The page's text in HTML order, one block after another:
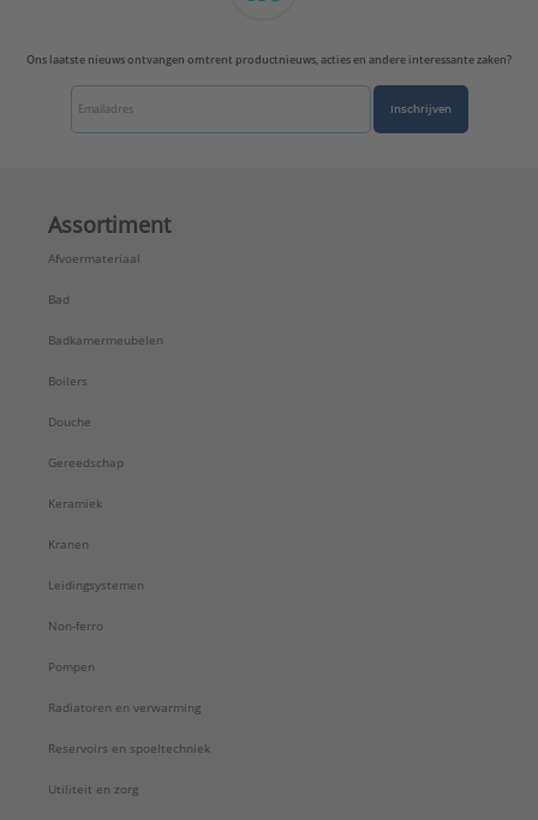
Ons laatste nieuws ontvangen omtrent productnieuws, acties en andere interessante zaken?
Inschrijven
Assortiment
Afvoermateriaal
Bad
Badkamermeubelen
Boilers
Douche
Gereedschap
Keramiek
Kranen
Leidingsystemen
Non-ferro
Pompen
Radiatoren en verwarming
Reservoirs en spoeltechniek
Utiliteit en zorg